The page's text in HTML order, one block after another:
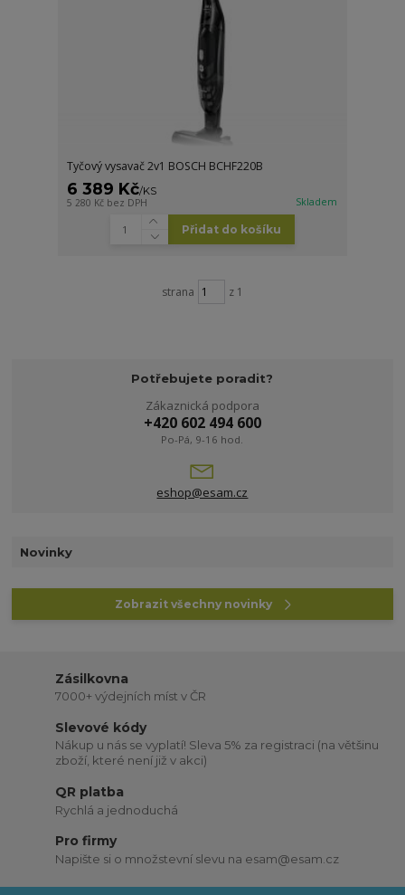
Tyčový vysavač 2v1 BOSCH BCHF220B
6 389 Kč/KS
5 280 Kč bez DPH Skladem
Přidat do košíku
strana z 1
Potřebujete poradit?
Zákaznická podpora
+420 602 494 600
Po-Pá, 9-16 hod.
eshop@esam.cz
Novinky
Zobrazit všechny novinky
Zásilkovna
7000+ výdejních míst v ČR
Slevové kódy
Nákup u nás se vyplatí! Sleva 5% za registraci (na většinu
zboží, které není již v akci)
QR platba
Rychlá a jednoduchá
Pro firmy
Napište si o množstevní slevu na esam@esam.cz